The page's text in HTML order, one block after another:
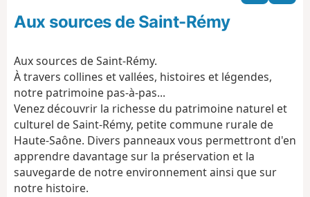
o
l
a
i
Aux sources de Saint-Rémy
Aux sources de Saint-Rémy.
À travers collines et vallées, histoires et légendes,
notre patrimoine pas-à-pas...
Venez découvrir la richesse du patrimoine naturel et
culturel de Saint-Rémy, petite commune rurale de
Haute-Saône. Divers panneaux vous permettront d'en
apprendre davantage sur la préservation et la
sauvegarde de notre environnement ainsi que sur
notre histoire.